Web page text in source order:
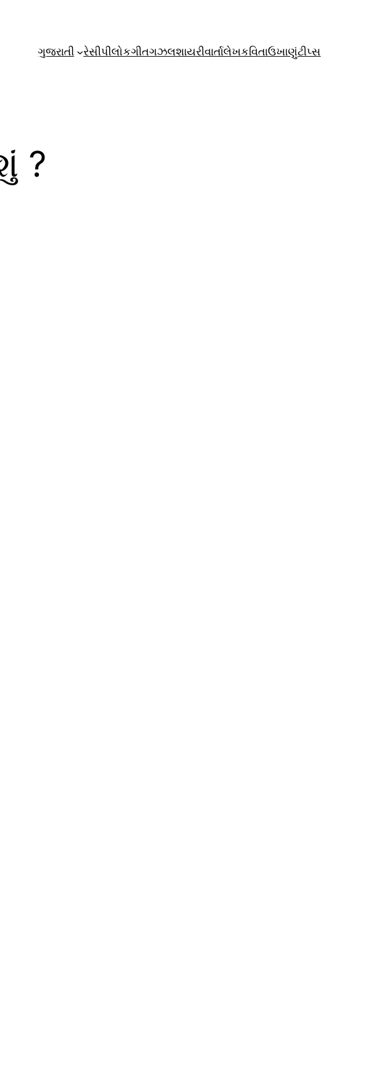
ગુજરાતી રેસીપીલોકગીતગઝલશાયરીવાર્તાલેખકવિતાઉખાણુંટીપ્સ
?